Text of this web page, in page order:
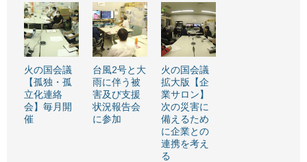
火の国会議
【孤独・孤
立化連絡
会】毎月開
催
台風2号と大
雨に伴う被
害及び支援
状況報告会
に参加
火の国会議
拡大版【企
業サロン】
次の災害に
備えるため
に企業との
連携を考え
る